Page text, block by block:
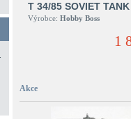
T 34/85 SOVIET TANK
Výrobce: Hobby Boss
1
Akce